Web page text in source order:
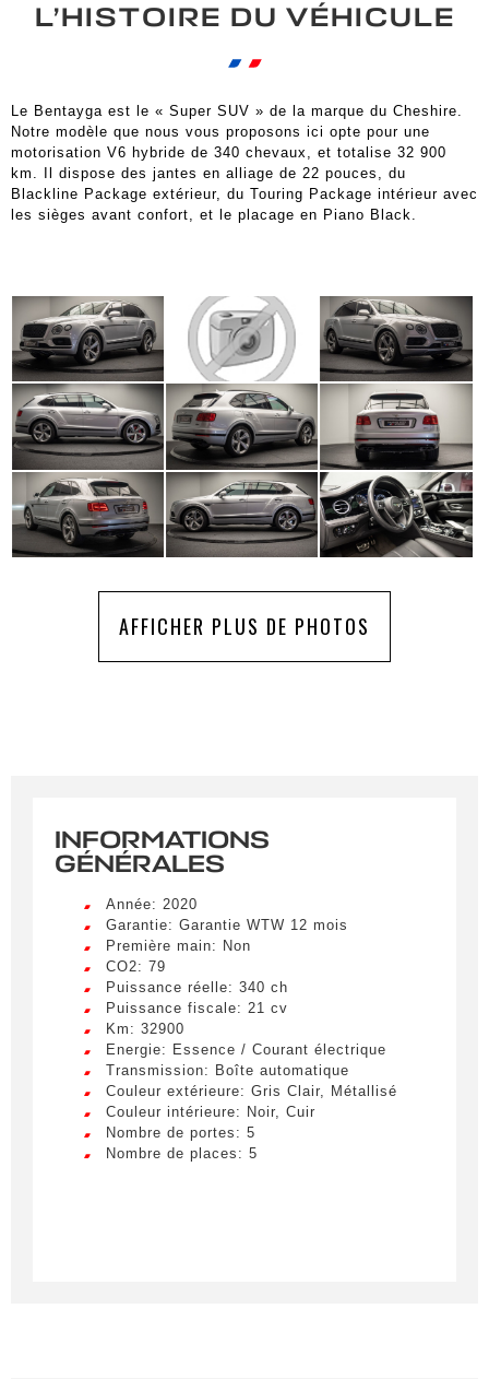
L’HISTOIRE DU VÉHICULE
Le Bentayga est le « Super SUV » de la marque du Cheshire.
Notre modèle que nous vous proposons ici opte pour une
motorisation V6 hybride de 340 chevaux, et totalise 32 900
km. Il dispose des jantes en alliage de 22 pouces, du
Blackline Package extérieur, du Touring Package intérieur avec
les sièges avant confort, et le placage en Piano Black.
AFFICHER PLUS DE PHOTOS
INFORMATIONS
GÉNÉRALES
Année: 2020
Garantie: Garantie WTW 12 mois
Première main: Non
CO2: 79
Puissance réelle: 340 ch
Puissance fiscale: 21 cv
Km: 32900
Energie: Essence / Courant électrique
Transmission: Boîte automatique
Couleur extérieure: Gris Clair, Métallisé
Couleur intérieure: Noir, Cuir
Nombre de portes: 5
Nombre de places: 5